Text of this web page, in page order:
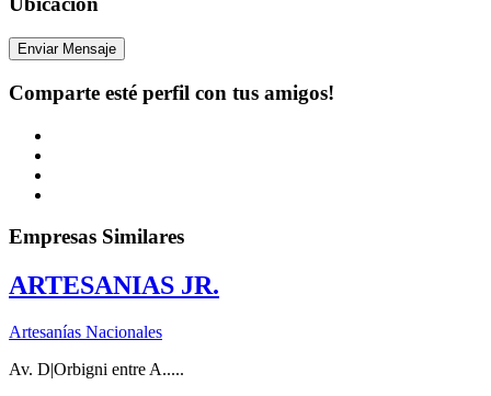
Enviar Mensaje
Comparte esté perfil con tus amigos!
Empresas Similares
ARTESANIAS JR.
Artesanías Nacionales
Av. D|Orbigni entre A.....